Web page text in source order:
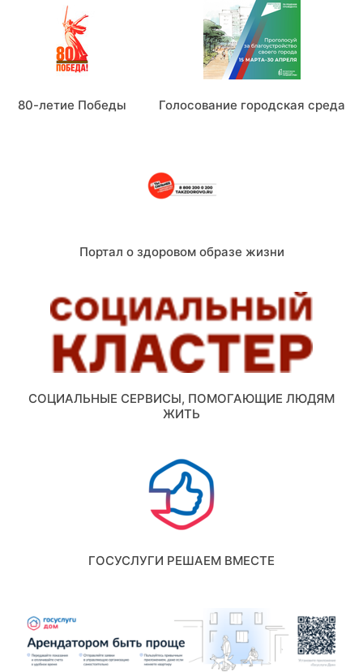
80-летие Победы Голосование городская среда
Портал о здоровом образе жизни
СОЦИАЛЬНЫЕ СЕРВИСЫ, ПОМОГАЮЩИЕ ЛЮДЯМ
ЖИТЬ
ГОСУСЛУГИ РЕШАЕМ ВМЕСТЕ